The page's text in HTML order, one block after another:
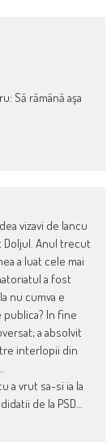
Să rămână aşa
vizavi de Iancu
Doljul. Anul trecut
a luat cele mai
a fost
nu cumva e
In fine
a absolvit
interlopii din
a vrut sa-si ia la
de la PSD…